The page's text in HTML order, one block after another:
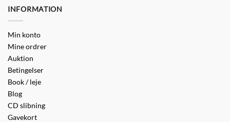
INFORMATION
Min konto
Mine ordrer
Auktion
Betingelser
Book / leje
Blog
CD slibning
Gavekort